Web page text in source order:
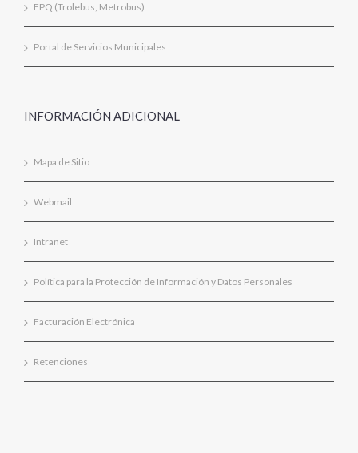
EPQ (Trolebus, Metrobus)
Portal de Servicios Municipales
INFORMACIÓN ADICIONAL
Mapa de Sitio
Webmail
Intranet
Política para la Protección de Información y Datos Personales
Facturación Electrónica
Retenciones